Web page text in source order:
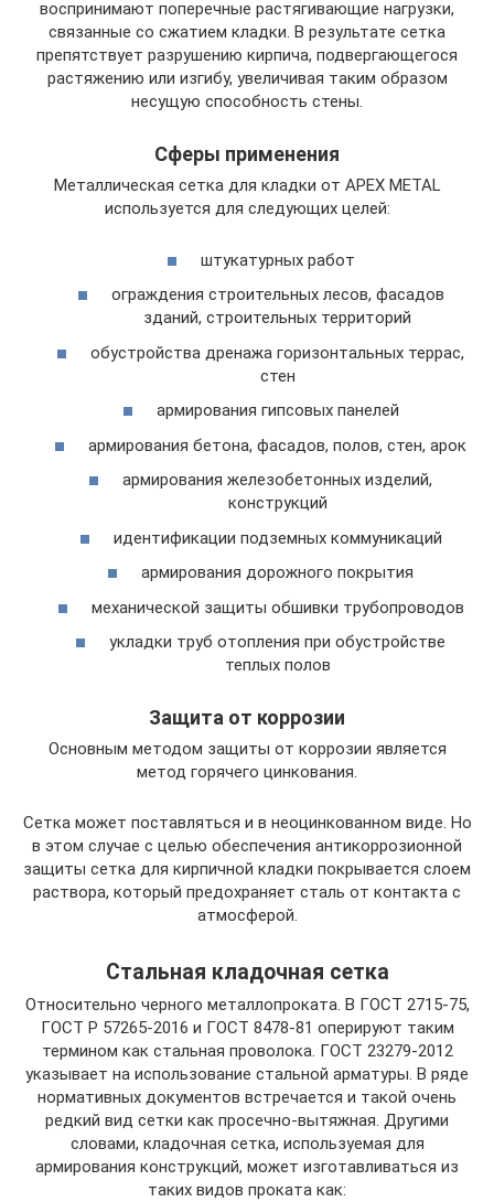
воспринимают поперечные растягивающие нагрузки,
связанные со сжатием кладки. В результате сетка
препятствует разрушению кирпича, подвергающегося
растяжению или изгибу, увеличивая таким образом
несущую способность стены.
Сферы применения
Металлическая сетка для кладки от APEX METAL
используется для следующих целей:
штукатурных работ
ограждения строительных лесов, фасадов
зданий, строительных территорий
обустройства дренажа горизонтальных террас,
стен
армирования гипсовых панелей
армирования бетона, фасадов, полов, стен, арок
армирования железобетонных изделий,
конструкций
идентификации подземных коммуникаций
армирования дорожного покрытия
механической защиты обшивки трубопроводов
укладки труб отопления при обустройстве
теплых полов
Защита от коррозии
Основным методом защиты от коррозии является
метод горячего цинкования.
Сетка может поставляться и в неоцинкованном виде. Но
в этом случае с целью обеспечения антикоррозионной
защиты сетка для кирпичной кладки покрывается слоем
раствора, который предохраняет сталь от контакта с
атмосферой.
Стальная кладочная сетка
Относительно черного металлопроката. В ГОСТ 2715-75,
ГОСТ Р 57265-2016 и ГОСТ 8478-81 оперируют таким
термином как стальная проволока. ГОСТ 23279-2012
указывает на использование стальной арматуры. В ряде
нормативных документов встречается и такой очень
редкий вид сетки как просечно-вытяжная. Другими
словами, кладочная сетка, используемая для
армирования конструкций, может изготавливаться из
таких видов проката как: